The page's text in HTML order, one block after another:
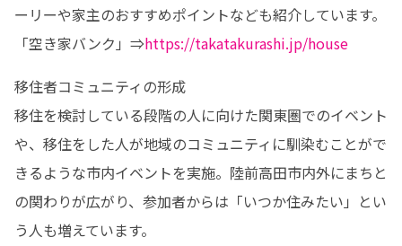
ーリーや家主のおすすめポイントなども紹介しています。
「空き家バンク」⇒https://takatakurashi.jp/house
移住者コミュニティの形成
移住を検討している段階の人に向けた関東圏でのイベント
や、移住をした人が地域のコミュニティに馴染むことがで
きるような市内イベントを実施。陸前高田市内外にまちと
の関わりが広がり、参加者からは「いつか住みたい」とい
う人も増えています。